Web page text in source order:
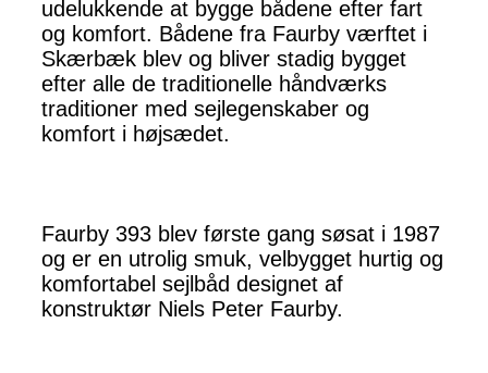
udelukkende at bygge bådene efter fart
og komfort. Bådene fra Faurby værftet i
Skærbæk blev og bliver stadig bygget
efter alle de traditionelle håndværks
traditioner med sejlegenskaber og
komfort i højsædet.
Faurby 393 blev første gang søsat i 1987
og er en utrolig smuk, velbygget hurtig og
komfortabel sejlbåd designet af
konstruktør Niels Peter Faurby.